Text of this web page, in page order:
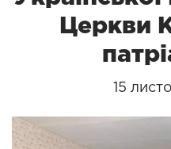
Церкви
15